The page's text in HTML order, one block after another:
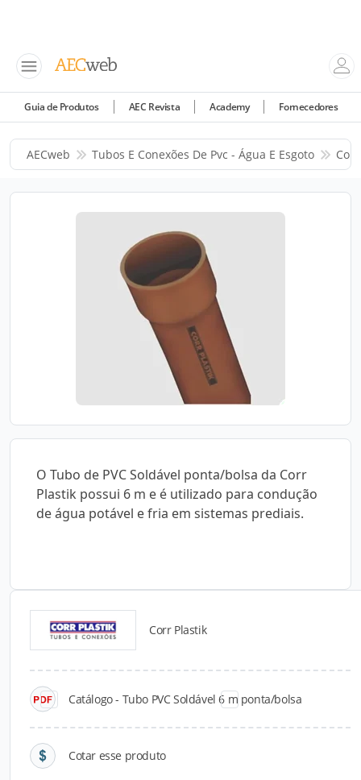
Guia de Produtos AEC Revista Academy Fornecedores
AECweb Tubos E Conexões De Pvc - Água E Esgoto
O Tubo de PVC Soldável ponta/bolsa da Corr
Plastik possui 6 m e é utilizado para condução
de água potável e fria em sistemas prediais.
Corr Plastik
Catálogo - Tubo PVC Soldável 6 m ponta/bolsa
Cotar esse produto
Catálogos para Download